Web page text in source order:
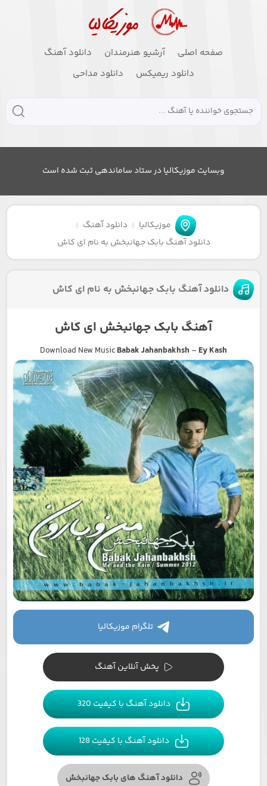
صفحه اصلی آرشیو هنرمندان
دانلود آهنگ
دانلود ریمیکس
دانلود مداحی
وبسایت موزیکالیا در ستاد ساماندهی ثبت شده است
موزیکالیا
دانلود آهنگ
دانلود آهنگ بابک جهانبخش به نام ای کاش
دانلود آهنگ بابک جهانبخش به نام ای کاش
آهنگ بابک جهانبخش ای کاش
Download New MusicBabak Jahanbakhsh – Ey Kash
تلگرام موزیکالیا
پخش آنلاین آهنگ
دانلود آهنگ با کیفیت 320
دانلود آهنگ با کیفیت 128
دانلود آهنگ های بابک جهانبخش